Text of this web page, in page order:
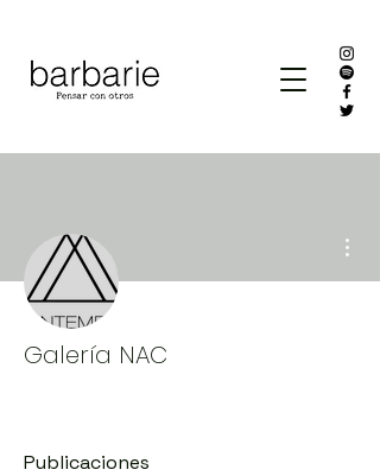
Galería NAC
Publicaciones